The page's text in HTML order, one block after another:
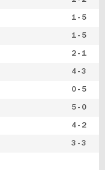
1 - 5
1 - 5
2 - 1
4 - 3
0 - 5
5 - 0
4 - 2
3 - 3